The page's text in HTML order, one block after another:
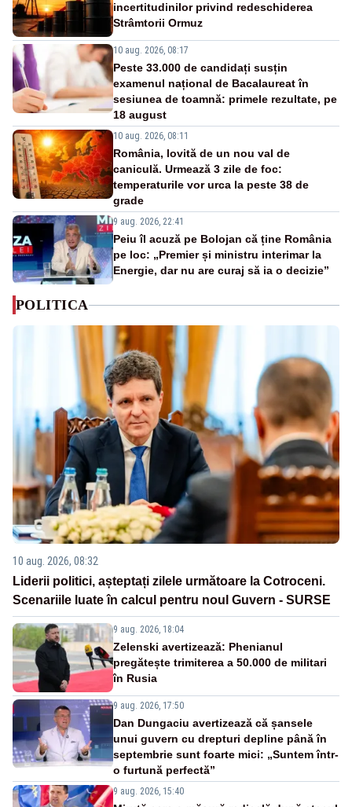
incertitudinilor privind redeschiderea
Strâmtorii Ormuz
10 aug. 2026, 08:17
Peste 33.000 de candidați susțin
examenul național de Bacalaureat în
sesiunea de toamnă: primele rezultate, pe
18 august
10 aug. 2026, 08:11
România, lovită de un nou val de
caniculă. Urmează 3 zile de foc:
temperaturile vor urca la peste 38 de
grade
9 aug. 2026, 22:41
Peiu îl acuză pe Bolojan că ține România
pe loc: „Premier și ministru interimar la
Energie, dar nu are curaj să ia o decizie”
POLITICA
10 aug. 2026, 08:32
Liderii politici, așteptați zilele următoare la Cotroceni.
Scenariile luate în calcul pentru noul Guvern - SURSE
9 aug. 2026, 18:04
Zelenski avertizează: Phenianul
pregătește trimiterea a 50.000 de militari
în Rusia
9 aug. 2026, 17:50
Dan Dungaciu avertizează că șansele
unui guvern cu drepturi depline până în
septembrie sunt foarte mici: „Suntem într-
o furtună perfectă”
9 aug. 2026, 15:40